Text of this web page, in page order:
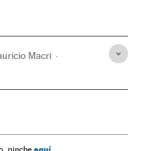
Macri
Política